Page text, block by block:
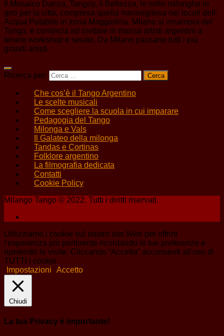
Il Mosaico Danza, Tangoy, il Bellezza, le mille milonghe in
giro per la città, compresa quella meravigliosa nei locali dell’
Acqua Potabile in zona Maggiolina. Milano si innamora del
Tango, e comincia ad invitare in massa artisti argentini a
tenere workshop e serate. Da Milano passano tutti i più
grandi artisti.
Ricerca per:
Che cos’è il Tango Argentino
Le scelte musicali
Come scegliere la scuola in cui imparare
Pedagogia del Tango
Milonga e Vals
Il Galateo della milonga
Tandas e Cortinas
Folklore argentino
La filmografia dedicata
Contatti
Cookie Policy
Milango Tango © 2022. Tutti i diritti riservati.
Utilizziamo i cookie sul nostro sito Web per offrirti
l'esperienza più pertinente ricordando le tue preferenze e
ripetendo le visite. Cliccando “Accetta” acconsenti all'uso di
TUTTI i cookie.
Impostazioni
Accetto
Chiudi
La tua Privacy è importante!